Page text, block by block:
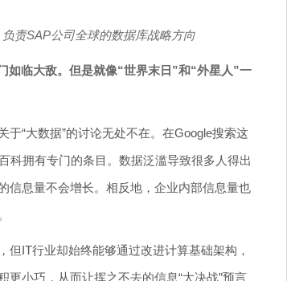
责SAP公司全球的数据库战略方向
如临大敌。但是就像“世界末日”和“外星人”一
“大数据”的讨论无处不在。在Google搜索这
科拥有专门的条目。数据泛滥导致很多人得出
信息量不会增长。相反地，企业内部信息量也
IT行业却始终能够通过改进计算基础架构，
小巧，从而让挥之不去的信息“大决战”预言